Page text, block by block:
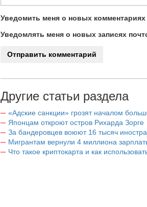
Уведомить меня о новых комментариях
Уведомлять меня о новых записях
Другие статьи раздела
«Адские санкции» грозят началом
Японцам откроют остров Рихарда Зорге
За бандеровцев воюют 16 тысяч
Мигрантам вернули 4 миллиона
Что такое криптокарта и как